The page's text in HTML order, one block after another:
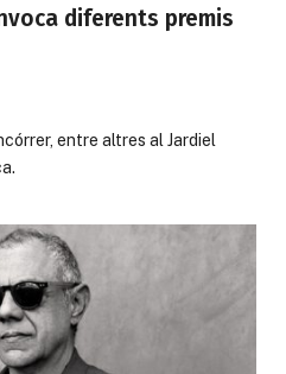
diferents premis
entre altres al Jardiel